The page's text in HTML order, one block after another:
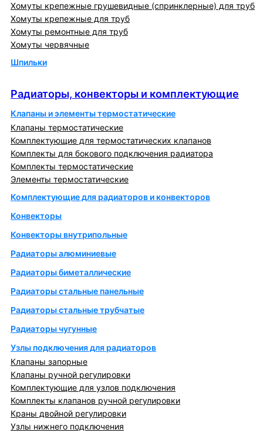
Хомуты крепежные грушевидные (спринклерные) для труб
Хомуты крепежные для труб
Хомуты ремонтные для труб
Хомуты червячные
Шпильки
Радиаторы, конвекторы и комплектующие
Клапаны и элементы термостатические
Клапаны термостатические
Комплектующие для термостатических клапанов
Комплекты для бокового подключения радиатора
Комплекты термостатические
Элементы термостатические
Комплектующие для радиаторов и конвекторов
Конвекторы
Конвекторы внутрипольные
Радиаторы алюминиевые
Радиаторы биметаллические
Радиаторы стальные панельные
Радиаторы стальные трубчатые
Радиаторы чугунные
Узлы подключения для радиаторов
Клапаны запорные
Клапаны ручной регулировки
Комплектующие для узлов подключения
Комплекты клапанов ручной регулировки
Краны двойной регулировки
Узлы нижнего подключения